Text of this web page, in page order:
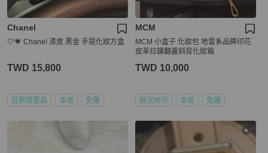
Chanel
🤍💗 Chanel 漆皮 黑金 手提化妝方盒
TWD 15,800
近新閒置品 本地 免運
MCM
MCM 小盒子 化妝包 地雷系品牌印花
皮革拉鍊翻蓋斜背化妝箱
TWD 10,000
狀況尚可 本地 免運